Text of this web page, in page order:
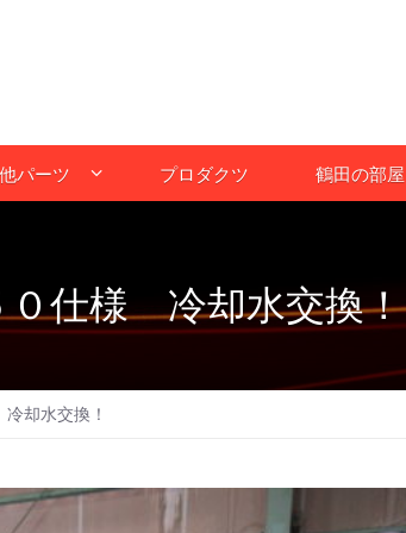
パーツ プロダクツ 鶴田の部屋
０仕様 冷却水交換！
却水交換！